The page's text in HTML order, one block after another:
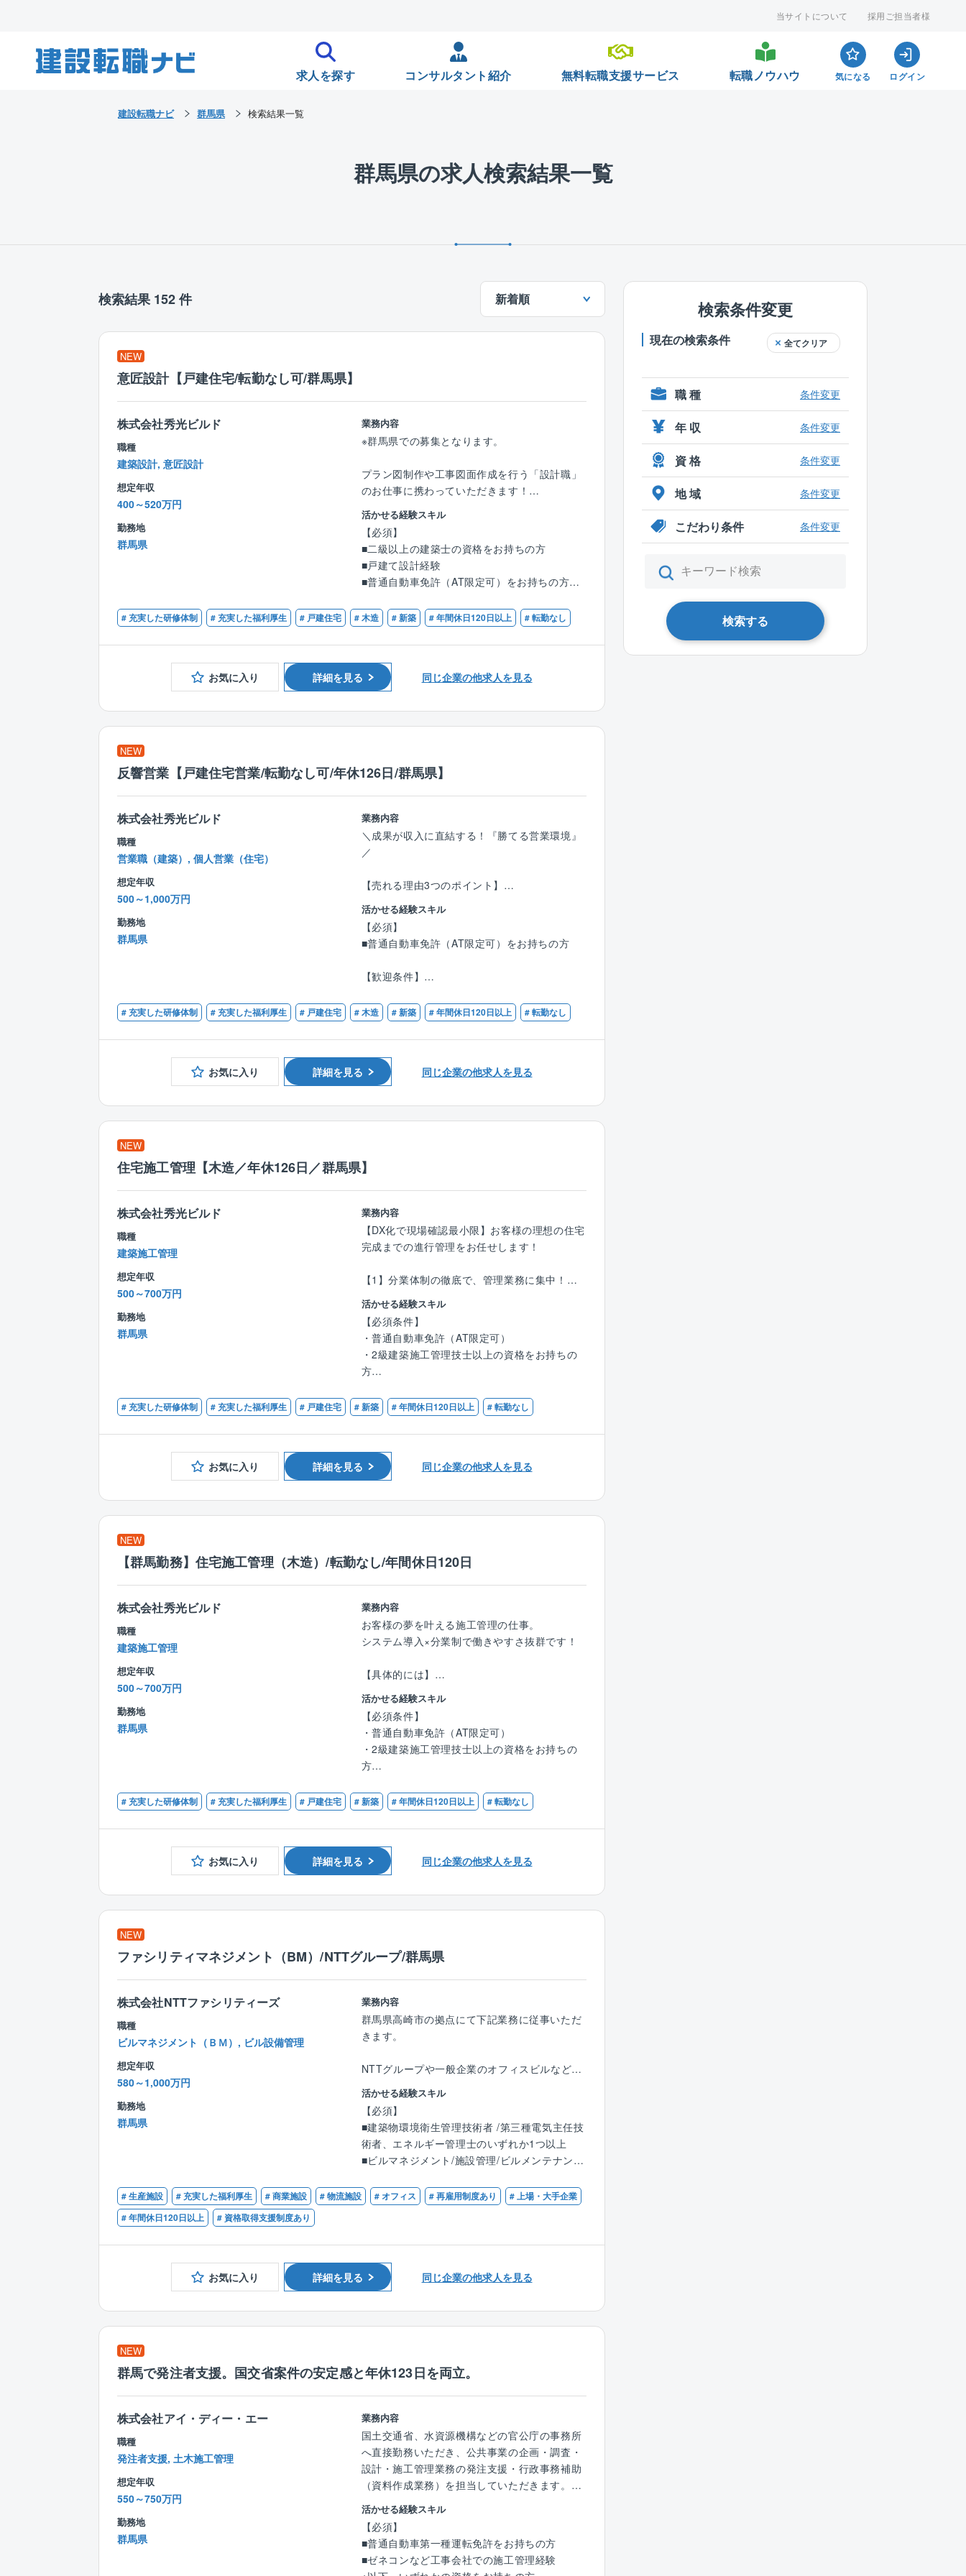
当サイトについて 採用ご担当者様
求人を探す コンサルタント紹介 無料転職支援サービス 転職ノウハウ 気になる ログイン
群馬県の求人検索結果一覧
検索結果 152 件 新着順
NEW
意匠設計【戸建住宅/転勤なし可/群馬県】
株式会社秀光ビルド
職種
建築設計, 意匠設計
想定年収
400～520万円
勤務地
群馬県
業務内容
※群馬県での募集となります。
プラン図制作や工事図面作成を行う「設計職」
のお仕事に携わっていただきます！
【具体的には】
■CADを使った図面作成
■住宅や、小規模建築のプランニング、自由設
計、企画設計
■各所申請業務など
※分業体制のため、設計業務のみに集中できま
す！
お客様のご要望をもとに、住宅のコンセプトを
決定。
＜入社後の流れ＞
■座学研修
∟CADの使い方や打ち合わせ時のポイントを学
びます。
∟まずは図面のトレースなど簡単な業務からス
タート。
■独り立ちまでのサポート
∟未経験者でも約1年で独り立ちが可能。
経験者にはスキルに応じた業務をお任せしま
す。
＜仕事の魅力＞
◆お客様の理想を叶えるやりがい◆
「こんな家を建てたい」というお客様の理想を
「子どもがのびのびと遊べる家が良い」「趣味
の部屋を作りたい」など希望はさまざまです！
お客様と直接関わることができるからこそ、一
つひとつのこだわりを実現できるやりがいがあ
〈チーム組織構成〉
れた雰囲気で、わからないことがあれば気軽に
質問できる環境が整っています。
中途入社も多く、壁を感じることなく馴染むこ
〈男女比〉4：6
≪商品ラインアップ≫
■ローコストで自由設計が可能な自由設計住宅
シリーズ
宅シリーズ
≪商品特長≫
創業以来、商品に建築に必要なすべての費用を
明確にして表示した「コミコミ価格品質」で提
供。
100種類以上ある規格プラン集には、全て金額
記載をする正直な会社です。
ル電化の標準仕様、さらには独自に開発した耐
震、制震機能を備えた「SKダンパー」を採用し
す。
活かせる経験スキル
【必須】
■二級以上の建築士の資格をお持ちの方
■戸建て設計経験
■普通自動車免許（AT限定可）をお持ちの方
【優遇条件】
■CADオペレーターのご経験
■建築設計のご経験
■設計事務所でのご経験
■建設業者、工務店、インテリア業界でのご経
# 充実した研修体制 # 充実した福利厚生 # 戸建住宅 # 木造 # 新築 # 年間休日120日以上 # 転勤なし
お気に入り 詳細を見る 同じ企業の他求人を見る
NEW
反響営業【戸建住宅営業/転勤なし可/年休126日/群馬県】
株式会社秀光ビルド
職種
営業職（建築）, 個人営業（住宅）
想定年収
500～1,000万円
勤務地
群馬県
業務内容
＼成果が収入に直結する！『勝てる営業環境』
／
【売れる理由3つのポイント】
●完全反響型：毎月10～20組が来店、テレア
ポ、飛び込みは一切不要。
●成約率5～7割：購買意欲の高い前向きなお客
様だけが商談相手。ムダな商談を削り、決定率
●商品力の強さ：高品質×高性能×低価格の“コミ
コミ価格”住宅。競合他社との比較検討におい
て、常に優位性を保てる商材です。
いるため、未経験でも成果が出しやすく、経験
者は「打席に立てば決まる」環境で、数字を爆
▼ご希望に合うプランの提案
▼お引渡し、アフターフォロー
業務は明確に分業されており、設計、施工管
ら、営業はお客様対応に集中できます。
【稼げる！報酬システム】
＼実力に合った収入を、着実に大きく伸ばせる
●契約金額に応じてインセンティブを支給
●賞与は成果変動型で、1回200～400万円の実
績あり
●平均年収989万円。社歴5年以上で年収1,000
万円超のプレイヤーが多数活躍中
【短期間でキャリア確率できる理由】
＼数字を積み上げられる／
●商談数が多く、最短で経験値を獲得可能
●分業制による高い集中力で、成長スピードが
「稼げる」環境に加え、「成長を最大化」でき
【入社後の成長ステップ】
入社後は導入研修で業界知識、商品理解、マナ
ーを習得。
ローン手続きまで丁寧に指導します。
未経験でも3カ月で初契約が一般的で、経験者
なら初月から契約獲得も可能です。
【チーム組織構成】
現在20代を中心に、20代～50代の幅広い年齢
先輩社員の多くが未経験で入社しており、20代
で責任者や店長へキャリアアップした社員も多
数在籍しています！
また各支店に営業、設計、インテリアコーディ
ネーター、現場監督、施工管理、技術事務、ア
フターメンテナンス、検査員が在籍していま
す。
活かせる経験スキル
【必須】
■普通自動車免許（AT限定可）をお持ちの方
【歓迎条件】
■営業にチャレンジしたい方
■上昇志向、バイタリティのある方
■コミュニケーション能力がある方
■頑張りを正当に評価してほしい方
■オンとオフ、メリハリを持って働きたい方
# 充実した研修体制 # 充実した福利厚生 # 戸建住宅 # 木造 # 新築 # 年間休日120日以上 # 転勤なし
お気に入り 詳細を見る 同じ企業の他求人を見る
NEW
住宅施工管理【木造／年休126日／群馬県】
株式会社秀光ビルド
職種
建築施工管理
想定年収
500～700万円
勤務地
群馬県
業務内容
【DX化で現場確認最小限】お客様の理想の住宅
完成までの進行管理をお任せします！
【1】分業体制の徹底で、管理業務に集中！
・営業：着工前までの打ち合わせ対応
・インテリアコーディネーター：プレゼン資料
作成
・メンテナンス担当：引き渡し後のフォロー
…と分業制のため、施工管理は【原価・工程・
品質・安全管理】に注力できます！
1人あたり、6案件程を担当。1案件あたり平均3
【2】出張は一切なし！
現場は、配属店舗から車で1時間圏内。1日あた
す！
チャット機能で指示を出すことが可能。そのた
め、残業も少なめです。
＜入社後の流れ＞
入社後の研修はOJT研修が中心。
マンツーマンで2カ月程研修を行い、導入研修
で業務の流れや専門用語などを学びます。
現場では、教えてくれるのを待っているだけで
は成長スピードも遅いため、分からないことが
あれば積極的に質問を行う姿勢がとても重要と
なります。
まずは1件ずつ案件を対応し、徐々に担当案件
数を伸ばしていきます。毎月2件の完工を目標
う！
＜ここもPOINT＞
る社員がほとんど。
す。
さらに、現場の管理1件ごとにインセンティブ
が支給されるため、担当した分だけ収入がアッ
★効率的に業務を管理
現場の巡回や資料作成・整理など、業務時間を
圧迫することが多い施工管理職。
同社では、各現場を効率的に管理できるよう、
施工管理アプリシステム『ANDPAD』を導入。
ケジュール・現状の把握が可能なため、移動に
時間を取られることなく、業務を進めることが
活かせる経験スキル
【必須条件】
・普通自動車免許（AT限定可）
・2級建築施工管理技士以上の資格をお持ちの
方
【歓迎条件】
・1級建築施工管理をお持ちの方
# 充実した研修体制 # 充実した福利厚生 # 戸建住宅 # 新築 # 年間休日120日以上 # 転勤なし
お気に入り 詳細を見る 同じ企業の他求人を見る
NEW
【群馬勤務】住宅施工管理（木造）/転勤なし/年間休日120日
株式会社秀光ビルド
職種
建築施工管理
想定年収
500～700万円
勤務地
群馬県
業務内容
お客様の夢を叶える施工管理の仕事。
システム導入×分業制で働きやすさ抜群です！
【具体的には】
・営業からお客様を引き継ぎ、施工の打ち合わ
せ
・職人の手配や資材の発注を実施
・着工したら現場で品質・工程・安全管理を担
当
・約3～4ヶ月で完成。引き渡しが無事に進め
ば、1案件完了！
え希望のシニア層など
◆各現場への確認・訪問回数は1日2～3件
【働きやすい環境】
どこでも施工状況を確認。
また、着工前の打合せは営業と分業している
ため残業削減に。
◆インセンティブで頑張りを還元
賞与やインセンティブがモチベーションに！
頑張りをきちんと評価する体制があります◎
活かせる経験スキル
【必須条件】
・普通自動車免許（AT限定可）
・2級建築施工管理技士以上の資格をお持ちの
方
【歓迎条件】
・1級建築施工管理をお持ちの方
# 充実した研修体制 # 充実した福利厚生 # 戸建住宅 # 新築 # 年間休日120日以上 # 転勤なし
お気に入り 詳細を見る 同じ企業の他求人を見る
NEW
ファシリティマネジメント（BM）/NTTグループ/群馬県
株式会社NTTファシリティーズ
職種
ビルマネジメント（ＢＭ）, ビル設備管理
想定年収
580～1,000万円
勤務地
群馬県
業務内容
群馬県高崎市の拠点にて下記業務に従事いただ
きます。
NTTグループや一般企業のオフィスビルなどの
建物維持管理業務/コンサル業務の実施、統括管
理や設備管理業務を担当いただきます。
【具体的には】
■お客様事業を理解し経営課題に関するファシ
リティ関連改善提案
■建物・設備に関する投資修繕計画やエネルギ
ーマネジメント
管理現場支援、維持管理所長業務等に従事し、
スキルアップを行いながら経験を積んでいく。
【充実した働き方】
■フレックスタイム制度：導入有※配属組織によ
り、利用状況は異なります。
■リモートワーク：NTTグループではリモート
ワークを推進しています。
ご自宅もしくはサテライトオフィスでの業務
実施も可能です。
■同社の特徴：
◇エネルギー×建築×ICTの統合エンジニアリン
グ企業◇
同社は「企画/コンサルティング」「設計」「構
活かせる経験スキル
【必須】
■建築物環境衛生管理技術者 /第三種電気主任技
術者、エネルギー管理士のいずれか1つ以上
■ビルマネジメント/施設管理/ビルメンテナンス
■大規模ビルでのマネジメント経験や設備管理
業務の現場(副)責任者経験を有する方
■大型施設での所長クラスのご経験
# 生産施設 # 充実した福利厚生 # 商業施設 # 物流施設 # オフィス # 再雇用制度あり
# 上場・大手企業
# 年間休日120日以上
# 資格取得支援制度あり
お気に入り 詳細を見る 同じ企業の他求人を見る
NEW
群馬で発注者支援。国交省案件の安定感と年休123日を両立。
株式会社アイ・ディー・エー
職種
発注者支援, 土木施工管理
想定年収
550～750万円
勤務地
群馬県
業務内容
国土交通省、水資源機構などの官公庁の事務所
へ直接勤務いただき、公共事業の企画・調査・
設計・施工管理業務の発注支援・行政事務補助
（資料作成業務）を担当していただきます。
【こんな方々を募集】
■ベテラン層の平均年収は700万円～800万円
■土日祝休み（年間休日123日/完全週休2日制）
■残業少なめ（月20時間程度※R6年度実績）
活かせる経験スキル
【必須】
■普通自動車第一種運転免許をお持ちの方
■ゼネコンなど工事会社での施工管理経験
検索条件変更
現在の検索条件 全てクリア
職 種 条件変更
年 収 条件変更
資 格 条件変更
地 域 条件変更
こだわり条件 条件変更
検索する
建設転職ナビ 群馬県 検索結果一覧